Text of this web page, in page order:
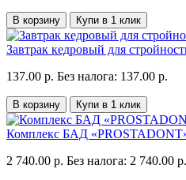
В корзину Купи в 1 клик
Завтрак кедровый для
137.00 р. Без налога: 137.00 р.
В корзину Купи в 1 клик
Комплекс БАД
2 740.00 р. Без налога: 2 740.00 р.